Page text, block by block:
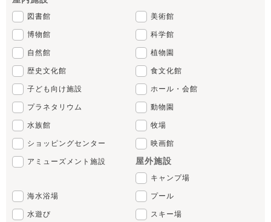
図書館 美術館
博物館 科学館
自然館 植物園
歴史文化館 食文化館
子ども向け施設 ホール・会館
プラネタリウム 動物園
水族館 牧場
ショッピングセンター 映画館
アミューズメント施設 屋外施設
キャンプ場
海水浴場 プール
水遊び スキー場